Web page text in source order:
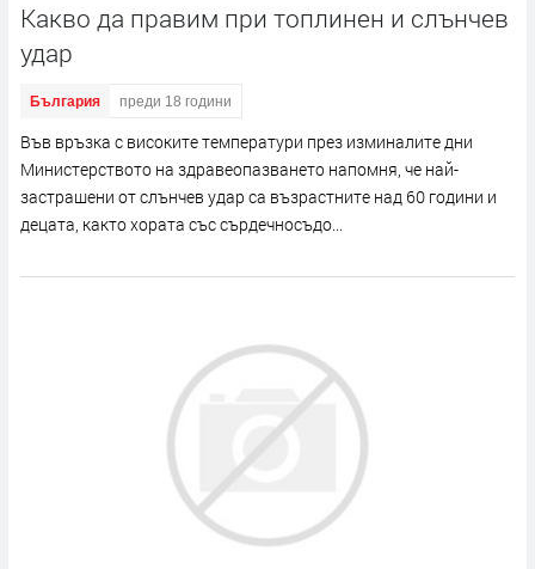
Какво да правим при топлинен и слънчев
удар
България преди 18 години
Във връзка с високите температури през изминалите дни
Министерството на здравеопазването напомня, че най-
застрашени от слънчев удар са възрастните над 60 години и
децата, както хората със сърдечносъдо...